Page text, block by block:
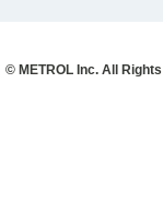
© METROL Inc. All